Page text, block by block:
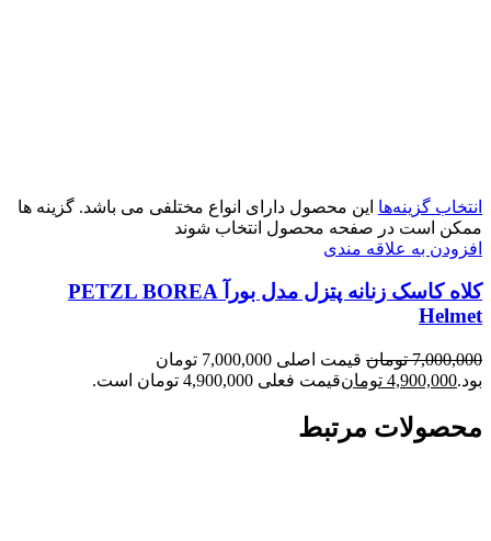
انتخاب گزینه‌ها این محصول دارای انواع مختلفی می باشد. گزینه ها
ممکن است در صفحه محصول انتخاب شوند
افزودن به علاقه مندی
کلاه کاسک زنانه پتزل مدل بورآ PETZL BOREA
Helmet
7,000,000 تومان
قیمت اصلی 7,000,000 تومان
بود.4,900,000 تومانقیمت فعلی 4,900,000 تومان است.
محصولات مرتبط